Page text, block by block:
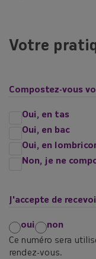
Votre
Compostez-vous
Oui, en tas
Oui, en bac
Oui, en
Non, je ne
J'accepte de
oui
non
Ce numéro sera
rendez-vous.